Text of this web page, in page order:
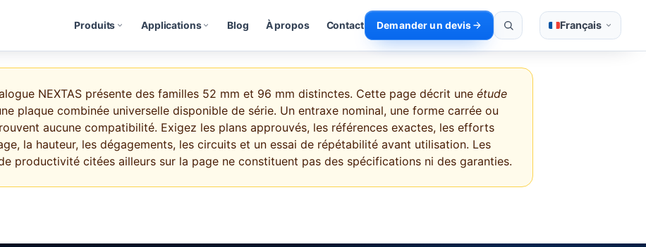
Produits Applications Blog À propos Contact Demander un devis Français
NEXTAS présente des familles 52 mm et 96 mm distinctes. Cette page décrit une étude
plaque combinée universelle disponible de série. Un entraxe nominal, une forme carrée ou
aucune compatibilité. Exigez les plans approuvés, les références exactes, les efforts
la hauteur, les dégagements, les circuits et un essai de répétabilité avant utilisation. Les
productivité citées ailleurs sur la page ne constituent pas des spécifications ni des garanties.